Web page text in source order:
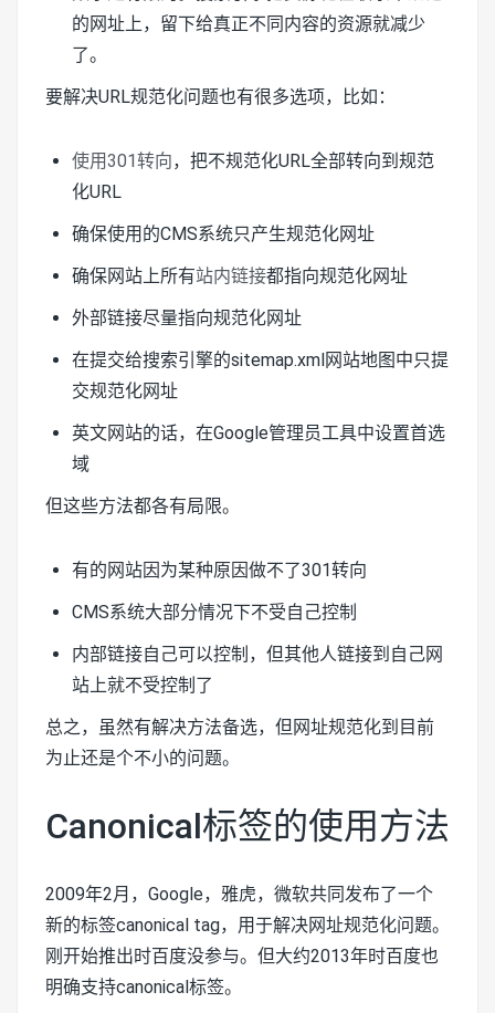
的网址上，留下给真正不同内容的资源就减少
了。
要解决URL规范化问题也有很多选项，比如：
使用301转向，把不规范化URL全部转向到规范
化URL
确保使用的CMS系统只产生规范化网址
确保网站上所有站内链接都指向规范化网址
外部链接尽量指向规范化网址
在提交给搜索引擎的sitemap.xml网站地图中只提
交规范化网址
英文网站的话，在Google管理员工具中设置首选
域
但这些方法都各有局限。
有的网站因为某种原因做不了301转向
CMS系统大部分情况下不受自己控制
内部链接自己可以控制，但其他人链接到自己网
站上就不受控制了
总之，虽然有解决方法备选，但网址规范化到目前
为止还是个不小的问题。
Canonical标签的使用方法
2009年2月，Google，雅虎，微软共同发布了一个
新的标签canonical tag，用于解决网址规范化问题。
刚开始推出时百度没参与。但大约2013年时百度也
明确支持canonical标签。